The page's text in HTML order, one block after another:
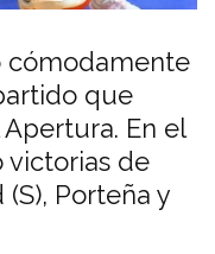
cómodamente
que
En el
victorias de
Porteña y